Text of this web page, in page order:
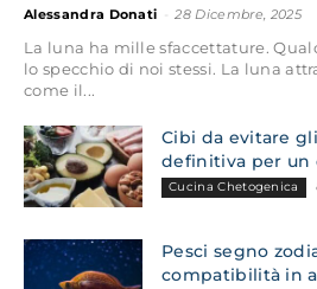
Alessandra Donati 28 Dicembre, 2025
La luna ha mille sfaccettature.
lo specchio di noi stessi. La luna
come il...
Cibi da evitare
definitiva per un
Cucina Chetogenica
Pesci segno
compatibilità in